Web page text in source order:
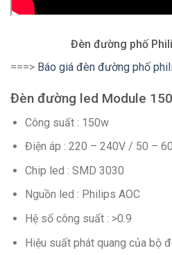
Đèn đường phố
===> Báo giá đèn đường phố
Đèn đường led Module
Công suất : 150w
Điện áp : 220 – 240V / 50 –
Chip led : SMD 3030
Nguồn led : Philips AOC
Hệ số công suất : >0.9
Hiệu suất phát quang của bộ